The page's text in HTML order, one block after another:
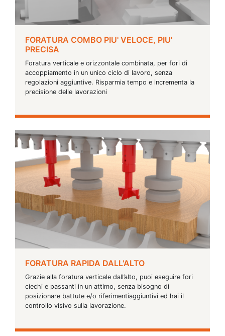
FORATURA COMBO PIU' VELOCE, PIU'
PRECISA
Foratura verticale e orizzontale combinata, per fori di
accoppiamento in un unico ciclo di lavoro, senza
regolazioni aggiuntive. Risparmia tempo e incrementa la
precisione delle lavorazioni
FORATURA RAPIDA DALL'ALTO
Grazie alla foratura verticale dall’alto, puoi eseguire fori
ciechi e passanti in un attimo, senza bisogno di
posizionare battute e/o riferimentiaggiuntivi ed hai il
controllo visivo sulla lavorazione.